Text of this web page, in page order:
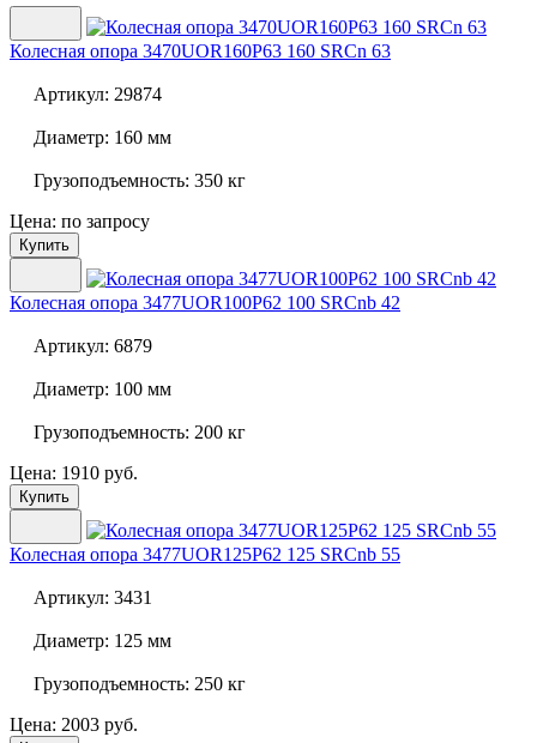
Колесная опора 3470UOR160P63 160 SRCn 63
Артикул: 29874
Диаметр: 160 мм
Грузоподъемность: 350 кг
Цена: по запросу
Купить
Колесная опора 3477UOR100P62 100 SRCnb 42
Артикул: 6879
Диаметр: 100 мм
Грузоподъемность: 200 кг
Цена: 1910 руб.
Купить
Колесная опора 3477UOR125P62 125 SRCnb 55
Артикул: 3431
Диаметр: 125 мм
Грузоподъемность: 250 кг
Цена: 2003 руб.